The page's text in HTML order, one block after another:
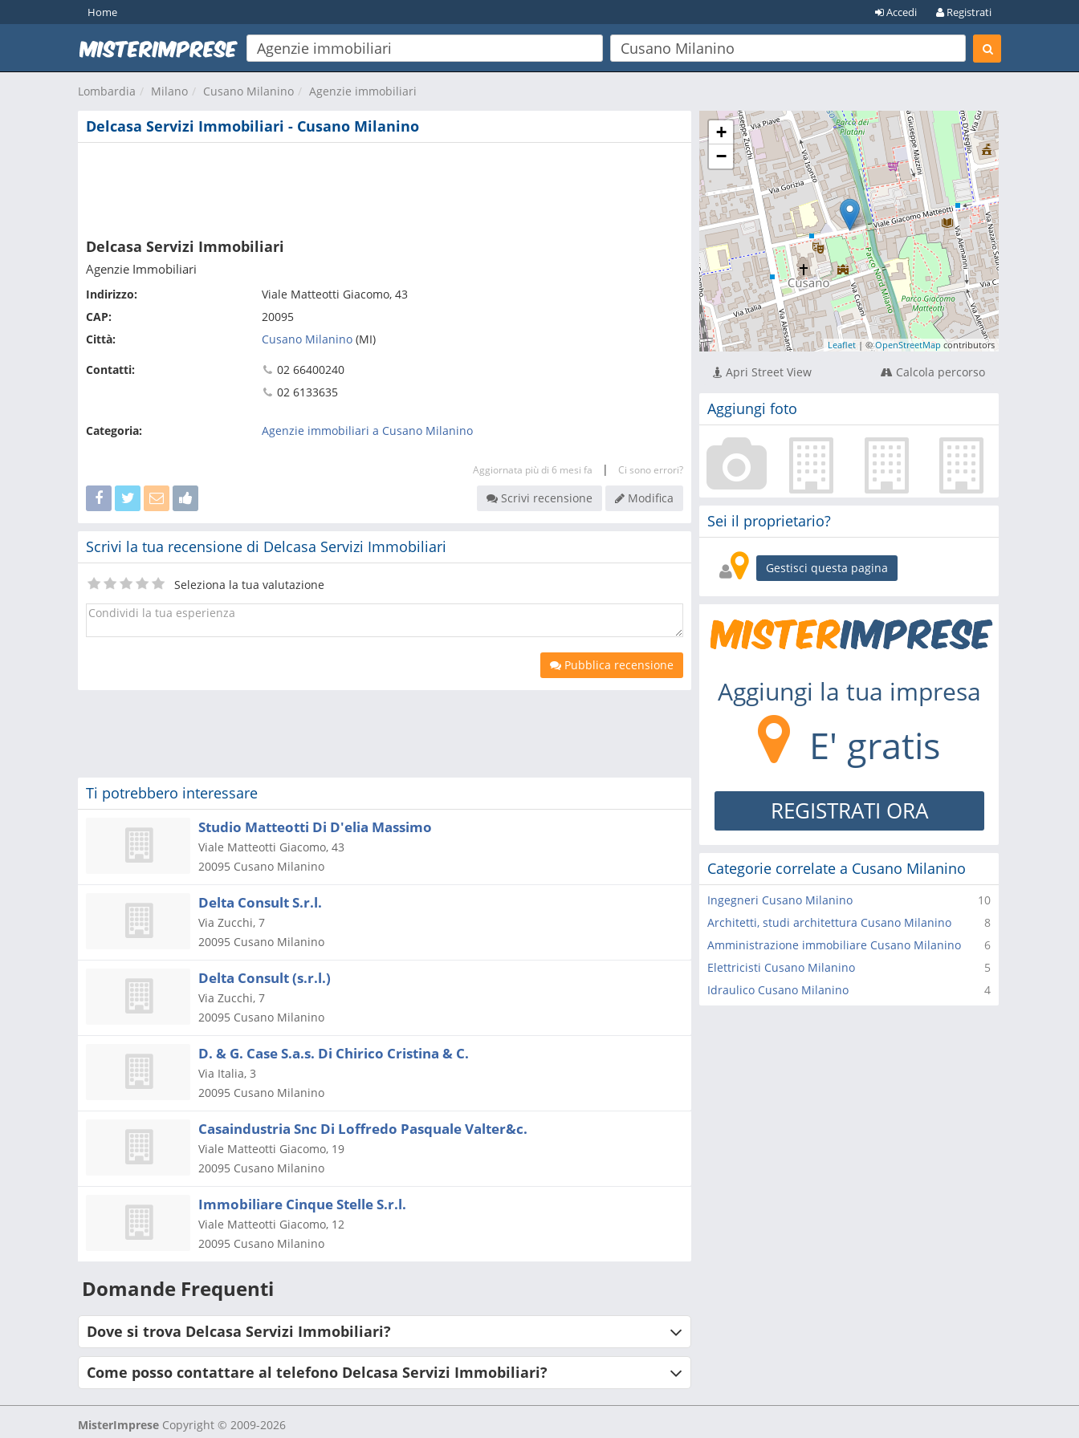
Home Registrati
Accedi
Lombardia Milano Cusano Milanino Agenzie immobiliari
Delcasa Servizi Immobiliari - Cusano Milanino
Delcasa Servizi Immobiliari
Agenzie Immobiliari
Indirizzo:
Viale Matteotti Giacomo, 43
CAP:
20095
Città:
Cusano Milanino(MI)
Contatti:
02 66400240
02 6133635
Categoria: Agenzie immobiliari a Cusano Milanino
Aggiornata più di 6 mesi fa | Ci sono errori?
Scrivi recensione Modifica
Scrivi la tua recensione di Delcasa Servizi Immobiliari
Seleziona la tua valutazione
Pubblica recensione
Ti potrebbero interessare
Studio Matteotti Di D'elia Massimo
Viale Matteotti Giacomo, 43
20095 Cusano Milanino
Delta Consult S.r.l.
Via Zucchi, 7
20095 Cusano Milanino
Delta Consult (s.r.l.)
Via Zucchi, 7
20095 Cusano Milanino
D. & G. Case S.a.s. Di Chirico Cristina & C.
Via Italia, 3
20095 Cusano Milanino
Casaindustria Snc Di Loffredo Pasquale Valter&c.
Viale Matteotti Giacomo, 19
20095 Cusano Milanino
Immobiliare Cinque Stelle S.r.l.
Viale Matteotti Giacomo, 12
20095 Cusano Milanino
Domande Frequenti
Dove si trova Delcasa Servizi Immobiliari?
Come posso contattare al telefono Delcasa Servizi Immobiliari?
+
−
Leaflet | ©OpenStreetMap contributors
Apri Street View Calcola percorso
Aggiungi foto
Sei il proprietario?
Gestisci questa pagina
Aggiungi la tua impresa
E' gratis
REGISTRATI ORA
Categorie correlate a Cusano Milanino
10
Ingegneri Cusano Milanino
8
Architetti, studi architettura Cusano Milanino
6
Amministrazione immobiliare Cusano Milanino
5
Elettricisti Cusano Milanino
4
Idraulico Cusano Milanino
MisterImprese Copyright © 2009-2026